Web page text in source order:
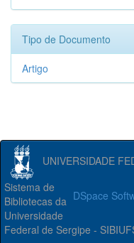
Tipo de Documento
Artigo
UNIVERSIDADE
DSpace
Sistema de
Bibliotecas da
Universidade
Federal de Sergipe -